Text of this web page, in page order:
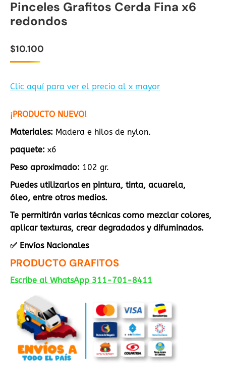
Pinceles Grafitos Cerda Fina x6
redondos
$10.100
Clic aquí para ver el precio al x mayor
2.00
en
valoración
de
un
¡PRODUCTO NUEVO!
Materiales: Madera e hilos de nylon.
paquete: x6
Peso aproximado: 102 gr.
Puedes utilizarlos en pintura, tinta, acuarela,
óleo, entre otros medios.
Te permitirán varias técnicas como mezclar colores,
aplicar texturas, crear degradados y difuminados.
✅ Envíos Nacionales
PRODUCTO GRAFITOS
Escribe al WhatsApp 311-701-8411